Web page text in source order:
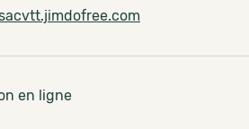
en ligne